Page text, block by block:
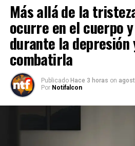
Más allá de la
ocurre en el cuerpo
durante la depresión
combatirla
Publicado Hace 3 horas on
Por Notifalcon